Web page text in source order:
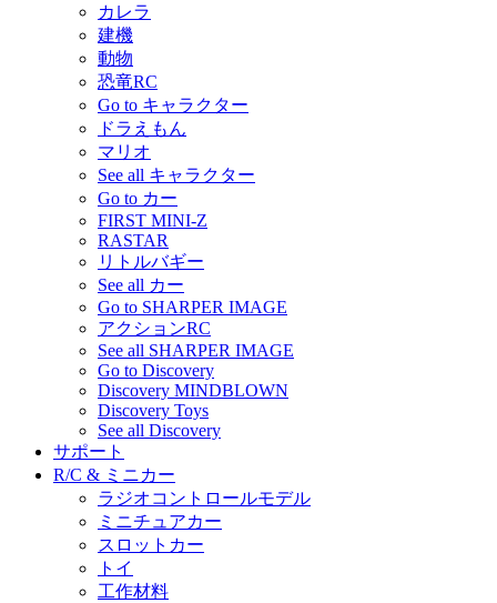
カレラ
建機
動物
恐竜RC
Go to キャラクター
ドラえもん
マリオ
See all キャラクター
Go to カー
FIRST MINI-Z
RASTAR
リトルバギー
See all カー
Go to SHARPER IMAGE
アクションRC
See all SHARPER IMAGE
Go to Discovery
Discovery MINDBLOWN
Discovery Toys
See all Discovery
サポート
R/C & ミニカー
ラジオコントロールモデル
ミニチュアカー
スロットカー
トイ
工作材料